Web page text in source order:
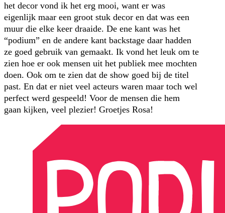
het decor vond ik het erg mooi, want er was
eigenlijk maar een groot stuk decor en dat was een
muur die elke keer draaide. De ene kant was het
“podium” en de andere kant backstage daar hadden
ze goed gebruik van gemaakt. Ik vond het leuk om te
zien hoe er ook mensen uit het publiek mee mochten
doen. Ook om te zien dat de show goed bij de titel
past. En dat er niet veel acteurs waren maar toch wel
perfect werd gespeeld! Voor de mensen die hem
gaan kijken, veel plezier! Groetjes Rosa!